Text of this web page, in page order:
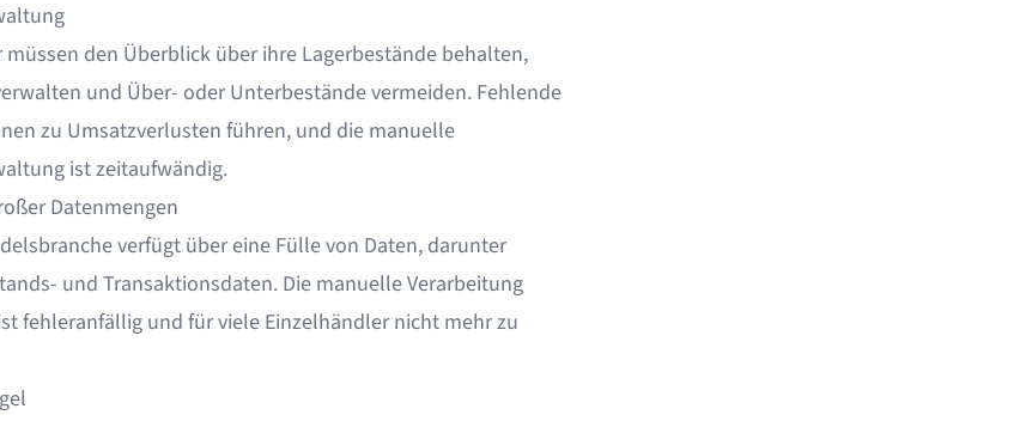
müssen den Überblick über ihre Lagerbestände behalten,
und Über- oder Unterbestände vermeiden. Fehlende
zu Umsatzverlusten führen, und die manuelle
ist zeitaufwändig.
Datenmengen
verfügt über eine Fülle von Daten, darunter
und Transaktionsdaten. Die manuelle Verarbeitung
fehleranfällig und für viele Einzelhändler nicht mehr zu